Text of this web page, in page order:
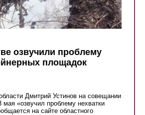
озвучили проблему
площадок
Дмитрий Устинов на совещании
«озвучил проблему нехватки
на сайте областного